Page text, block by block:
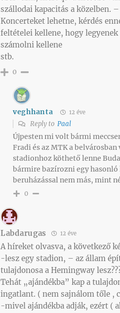
szállodai kapacitás a közelben.
Koncerteket lehetne, kérdés
feltételei kellene, hogy
számolni kellene
stb.
0
veghhanta 12 éve
Reply to Paal
Újpesten mi volt bármi
Fradi és az MTK a
stadionhoz köthető lenne
bármire bazírozni egy
beruházással nem más, mint
0
Labdarugas 12 éve
A híreket olvasva, a következő
-lesz egy stadion, – az állam
tulajdonosa a Hemingway
Tehát „ajándékba” kap a
ingatlant. ( nem sajnálom tőle ,
-mivel ajándékba adják, ezért (